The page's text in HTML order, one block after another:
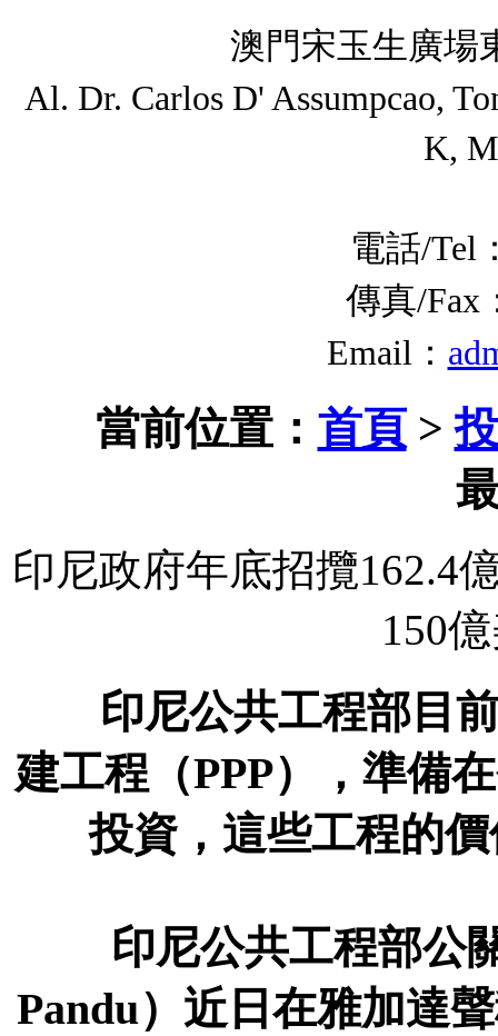
澳門宋玉生廣場
Al. Dr. Carlos D' Assumpcao,
K,
電話/Tel
傳真/Fax
Email：
當前位置： 首頁>
印尼政府年底招攬162.4
150
印尼公共工程部目前
建工程（PPP），準備
投資，這些工程的
印尼公共工程部公
Pandu）近日在雅加達